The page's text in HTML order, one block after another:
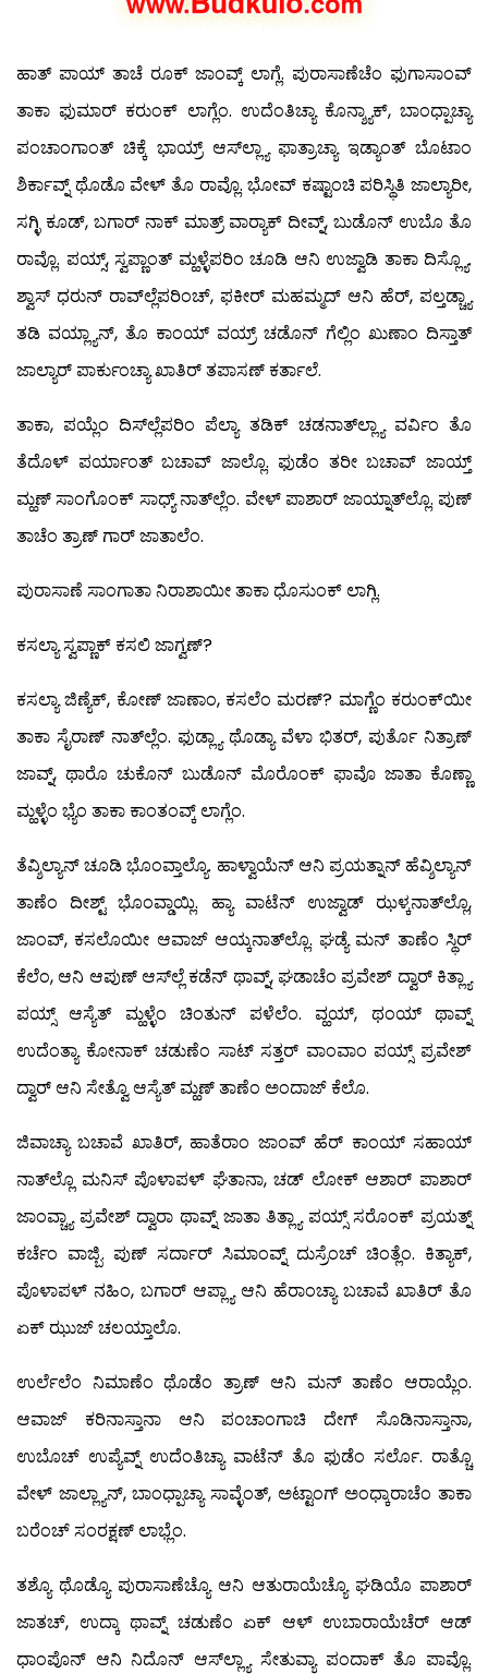
ಹಾತ್ ಪಾಯ್ ತಾಚೆ ರೂಕ್ ಜಾಂವ್ಕ್ ಲಾಗ್ಲೆ. ಪುರಾಸಾಣೆಚೆಂ ಫುಗಾಸಾಂವ್
ತಾಕಾ ಫುಮಾರ್ ಕರುಂಕ್ ಲಾಗ್ಲೆಂ. ಉದೆಂತಿಚ್ಯಾ ಕೊನ್ಶ್ಯಾಕ್, ಬಾಂಧ್ಪಾಚ್ಯಾ
ಪಂಚಾಂಗಾಂತ್ ಚಿಕ್ಕೆ ಭಾಯ್ರ್ ಆಸ್‍ಲ್ಲ್ಯಾ ಫಾತ್ರಾಚ್ಯಾ ಇಡ್ಯಾಂತ್ ಬೊಟಾಂ
ಶಿರ್ಕಾವ್ನ್ ಥೊಡೊ ವೇಳ್ ತೊ ರಾವ್ಲೊ. ಭೋವ್ ಕಷ್ಟಾಂಚಿ ಪರಿಸ್ಥಿತಿ ಜಾಲ್ಯಾರೀ,
ಸಗ್ಳಿ ಕೂಡ್, ಬಗಾರ್ ನಾಕ್ ಮಾತ್ರ್ ವಾರ್‍ಯಾಕ್ ದೀವ್ನ್, ಬುಡೊನ್ ಉಬೊ ತೊ
ರಾವ್ಲೊ. ಪಯ್ಸ್, ಸ್ವಪ್ಣಾಂತ್ ಮ್ಹಳ್ಳೆಪರಿಂ ಚೂಡಿ ಆನಿ ಉಜ್ವಾಡಿ ತಾಕಾ ದಿಸ್ಲ್ಯೊ.
ಶ್ವಾಸ್ ಧರುನ್ ರಾವ್‍ಲ್ಲೆಪರಿಂಚ್, ಫಕೀರ್ ಮಹಮ್ಮದ್ ಆನಿ ಹೆರ್, ಪಲ್ತಡ್ಚ್ಯಾ
ತಡಿ ವಯ್ಲ್ಯಾನ್, ತೊ ಕಾಂಯ್ ವಯ್ರ್ ಚಡೊನ್ ಗೆಲ್ಲಿಂ ಖುಣಾಂ ದಿಸ್ತಾತ್
ಜಾಲ್ಯಾರ್ ಪಾರ್ಕುಂಚ್ಯಾ ಖಾತಿರ್ ತಪಾಸಣ್ ಕರ್ತಾಲೆ.
ತಾಕಾ, ಪಯ್ಲೆಂ ದಿಸ್‍ಲ್ಲೆಪರಿಂ ಪೆಲ್ಯಾ ತಡಿಕ್ ಚಡನಾತ್‍ಲ್ಲ್ಯಾ ವರ್ವಿಂ ತೊ
ತೆದೊಳ್ ಪರ್ಯಾಂತ್ ಬಚಾವ್ ಜಾಲ್ಲೊ. ಫುಡೆಂ ತರೀ ಬಚಾವ್ ಜಾಯ್ತ್
ಮ್ಹಣ್ ಸಾಂಗೊಂಕ್ ಸಾಧ್ಯ್ ನಾತ್‍ಲ್ಲೆಂ. ವೇಳ್ ಪಾಶಾರ್ ಜಾಯ್ನಾತ್‍ಲ್ಲೊ. ಪುಣ್
ತಾಚೆಂ ತ್ರಾಣ್ ಗಾರ್ ಜಾತಾಲೆಂ.
ಪುರಾಸಾಣೆ ಸಾಂಗಾತಾ ನಿರಾಶಾಯೀ ತಾಕಾ ಧೊಸುಂಕ್ ಲಾಗ್ಲಿ.
ಕಸಲ್ಯಾ ಸ್ವಪ್ಣಾಕ್ ಕಸಲಿ ಜಾಗ್ವಣ್?
ಕಸಲ್ಯಾ ಜಿಣ್ಯೆಕ್, ಕೋಣ್ ಜಾಣಾಂ, ಕಸಲೆಂ ಮರಣ್? ಮಾಗ್ಣೆಂ ಕರುಂಕ್‍ಯೀ
ತಾಕಾ ಸೈರಾಣ್ ನಾತ್‍ಲ್ಲೆಂ. ಫುಡ್ಲ್ಯಾ ಥೊಡ್ಯಾ ವೆಳಾ ಭಿತರ್, ಪುರ್ತೊ ನಿತ್ರಾಣ್
ಜಾವ್ನ್, ಥಾರೊ ಚುಕೊನ್ ಬುಡೊನ್ ಮೊರೊಂಕ್ ಫಾವೊ ಜಾತಾ ಕೊಣ್ಣಾ
ಮ್ಹಳ್ಳೆಂ ಭ್ಯೆಂ ತಾಕಾ ಕಾಂತಂವ್ಕ್ ಲಾಗ್ಲೆಂ.
ತೆವ್ಶಿಲ್ಯಾನ್ ಚೂಡಿ ಭೊಂವ್ತಾಲ್ಯೊ. ಹಾಳ್ವಾಯೆನ್ ಆನಿ ಪ್ರಯತ್ನಾನ್ ಹೆವ್ಶಿಲ್ಯಾನ್
ತಾಣೆಂ ದೀಶ್ಟ್ ಭೊಂವ್ಡಾಯ್ಲಿ. ಹ್ಯಾ ವಾಟೆನ್ ಉಜ್ವಾಡ್ ಝಳ್ಕನಾತ್‍ಲ್ಲೊ,
ಜಾಂವ್, ಕಸಲೊಯೀ ಆವಾಜ್ ಆಯ್ಕನಾತ್‍ಲ್ಲೊ. ಘಡ್ಯೆ ಮನ್ ತಾಣೆಂ ಸ್ಥಿರ್
ಕೆಲೆಂ, ಆನಿ ಆಪುಣ್ ಆಸ್‍ಲ್ಲೆ ಕಡೆನ್ ಥಾವ್ನ್, ಘಡಾಚೆಂ ಪ್ರವೇಶ್ ದ್ವಾರ್ ಕಿತ್ಲ್ಯಾ
ಪಯ್ಸ್ ಆಸ್ಯೆತ್ ಮ್ಹಳ್ಳೆಂ ಚಿಂತುನ್ ಪಳೆಲೆಂ. ವ್ಹಯ್, ಥಂಯ್ ಥಾವ್ನ್
ಉದೆಂತ್ಯಾ ಕೋನಾಕ್ ಚಡುಣೆಂ ಸಾಟ್ ಸತ್ತರ್ ವಾಂವಾಂ ಪಯ್ಸ್ ಪ್ರವೇಶ್
ದ್ವಾರ್ ಆನಿ ಸೇತ್ವೊ ಆಸ್ಯೆತ್ ಮ್ಹಣ್ ತಾಣೆಂ ಅಂದಾಜ್ ಕೆಲೊ.
ಜಿವಾಚ್ಯಾ ಬಚಾವೆ ಖಾತಿರ್, ಹಾತೆರಾಂ ಜಾಂವ್ ಹೆರ್ ಕಾಂಯ್ ಸಹಾಯ್
ನಾತ್‍ಲ್ಲೊ ಮನಿಸ್ ಪೊಳಾಪಳ್ ಘೆತಾನಾ, ಚಡ್ ಲೋಕ್ ಆಶಾರ್ ಪಾಶಾರ್
ಜಾಂವ್ಚ್ಯಾ ಪ್ರವೇಶ್ ದ್ವಾರಾ ಥಾವ್ನ್ ಜಾತಾ ತಿತ್ಲ್ಯಾ ಪಯ್ಸ್ ಸರೊಂಕ್ ಪ್ರಯತ್ನ್
ಕರ್ಚೆಂ ವಾಜ್ಬಿ. ಪುಣ್ ಸರ್ದಾರ್ ಸಿಮಾಂವ್ನ್ ದುಸ್ರೆಂಚ್ ಚಿಂತ್ಲೆಂ. ಕಿತ್ಯಾಕ್,
ಪೊಳಾಪಳ್ ನಹಿಂ, ಬಗಾರ್ ಆಪ್ಲ್ಯಾ ಆನಿ ಹೆರಾಂಚ್ಯಾ ಬಚಾವೆ ಖಾತಿರ್ ತೊ
ಏಕ್ ಝುಜ್ ಚಲಯ್ತಾಲೊ.
ಉರ್ಲೆಲೆಂ ನಿಮಾಣೆಂ ಥೊಡೆಂ ತ್ರಾಣ್ ಆನಿ ಮನ್ ತಾಣೆಂ ಆರಾಯ್ಲೆಂ.
ಆವಾಜ್ ಕರಿನಾಸ್ತಾನಾ ಆನಿ ಪಂಚಾಂಗಾಚಿ ದೇಗ್ ಸೊಡಿನಾಸ್ತಾನಾ,
ಉಬೊಚ್ ಉಪ್ಯೆವ್ನ್ ಉದೆಂತಿಚ್ಯಾ ವಾಟೆನ್ ತೊ ಫುಡೆಂ ಸರ್ಲೊ. ರಾತ್ಚೊ
ವೇಳ್ ಜಾಲ್ಲ್ಯಾನ್, ಬಾಂಧ್ಪಾಚ್ಯಾ ಸಾವ್ಳೆಂತ್, ಅಟ್ಟಾಂಗ್ ಅಂಧ್ಕಾರಾಚೆಂ ತಾಕಾ
ಬರೆಂಚ್ ಸಂರಕ್ಷಣ್ ಲಾಭ್ಲೆಂ.
ತಶ್ಯೊ ಥೊಡ್ಯೊ ಪುರಾಸಾಣೆಚ್ಯೊ ಆನಿ ಆತುರಾಯೆಚ್ಯೊ ಘಡಿಯೊ ಪಾಶಾರ್
ಜಾತಚ್, ಉದ್ಕಾ ಥಾವ್ನ್ ಚಡುಣೆಂ ಏಕ್ ಆಳ್ ಉಬಾರಾಯೆಚೆರ್ ಆಡ್
ಧಾಂಪೊನ್ ಆನಿ ನಿದೊನ್ ಆಸ್‍ಲ್ಲ್ಯಾ ಸೇತುವ್ಯಾ ಪಂದಾಕ್ ತೊ ಪಾವ್ಲೊ.